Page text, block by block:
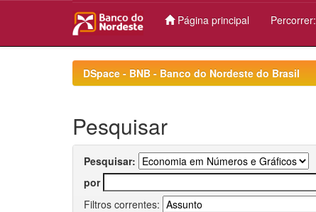
Página principal Percorrer:
DSpace - BNB - Banco do Nordeste do Brasil
Pesquisar
Pesquisar:
por
Filtros correntes: